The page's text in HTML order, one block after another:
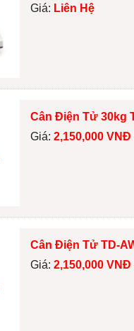
Giá: Liên Hệ
Cân Điện Tử 30kg
Giá: 2,150,000 VNĐ
Cân Điện Tử TD-
Giá: 2,150,000 VNĐ